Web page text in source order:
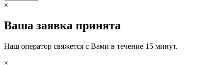
×
Ваша заявка принята
Наш оператор свяжется с Вами в течение 15 минут.
×